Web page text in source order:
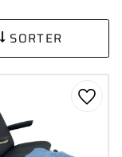
SORTER
Gem